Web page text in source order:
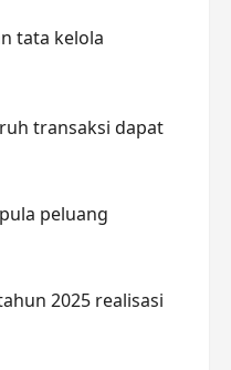
tata kelola
transaksi dapat
peluang
2025 realisasi